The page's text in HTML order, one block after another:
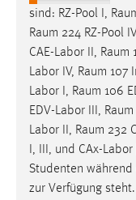
sind: RZ-Pool I,
Raum 224 RZ-Pool IV
CAE-Labor II, Raum
Labor IV, Raum 107
Labor I, Raum 106
EDV-Labor III, Raum
Labor II, Raum 232
I, III, und CAx-
Studenten während
zur Verfügung